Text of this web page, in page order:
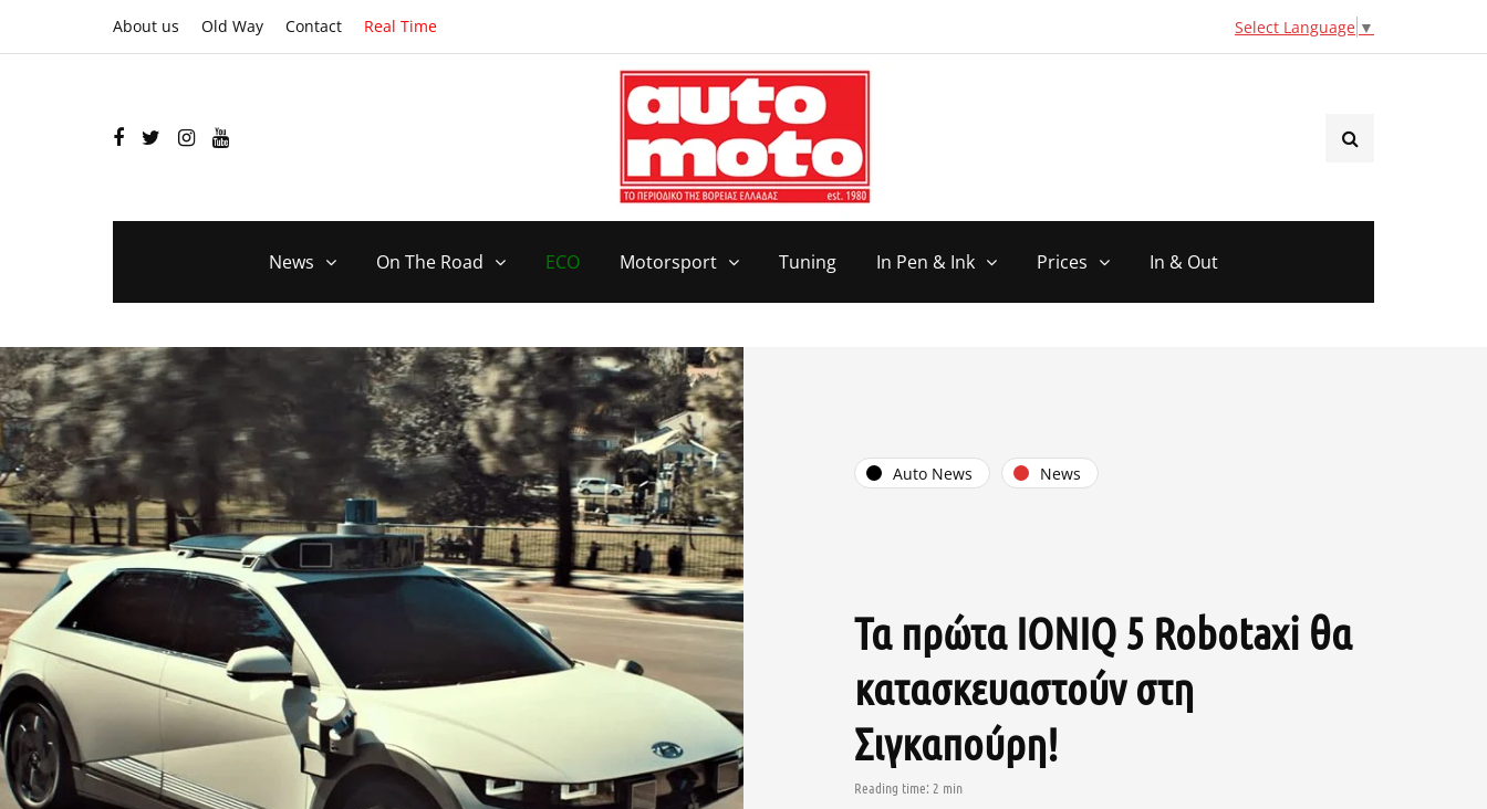
About us Old Way Contact Real Time Select Language ▼
News On The Road ECO Motorsport Tuning In Pen & Ink Prices In & Out
Auto News News
Τα πρώτα IONIQ 5 Robotaxi θα
κατασκευαστούν στη
Σιγκαπούρη!